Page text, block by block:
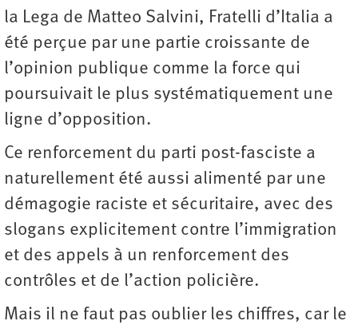
la Lega de Matteo Salvini, Fratelli d’Italia a
été perçue par une partie croissante de
l’opinion publique comme la force qui
poursuivait le plus systématiquement une
ligne d’opposition.
Ce renforcement du parti post-fasciste a
naturellement été aussi alimenté par une
démagogie raciste et sécuritaire, avec des
slogans explicitement contre l’immigration
et des appels à un renforcement des
contrôles et de l’action policière.
Mais il ne faut pas oublier les chiffres, car le